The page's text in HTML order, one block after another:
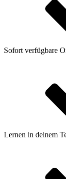
Sofort verfügbare
Lernen in deinem